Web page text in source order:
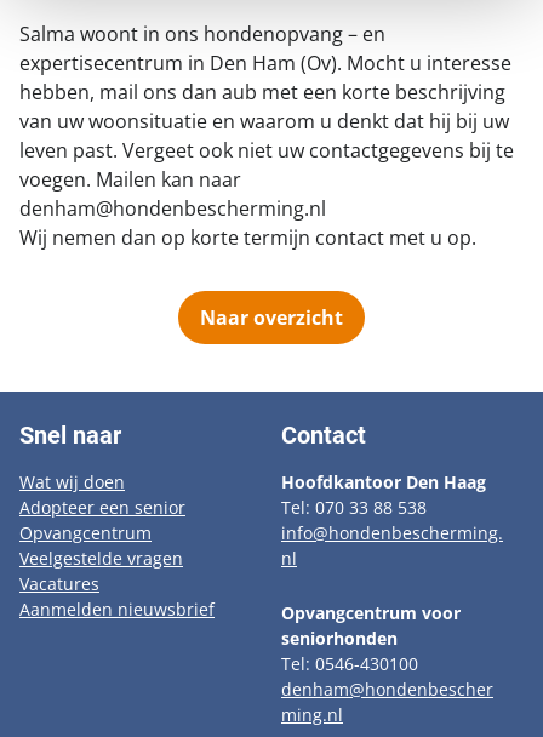
Salma woont in ons hondenopvang – en
expertisecentrum in Den Ham (Ov). Mocht u interesse
hebben, mail ons dan aub met een korte beschrijving
van uw woonsituatie en waarom u denkt dat hij bij uw
leven past. Vergeet ook niet uw contactgegevens bij te
voegen. Mailen kan naar
denham@hondenbescherming.nl
Wij nemen dan op korte termijn contact met u op.
Naar overzicht
Snel naar
Wat wij doen
Adopteer een senior
Opvangcentrum
Veelgestelde vragen
Vacatures
Aanmelden nieuwsbrief
Contact
Hoofdkantoor Den Haag
Tel: 070 33 88 538
info@hondenbescherming.
nl
Opvangcentrum voor
seniorhonden
Tel: 0546-430100
denham@hondenbescher
ming.nl